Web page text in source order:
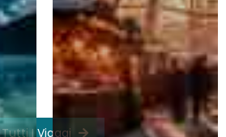
Tutti I Viaggi